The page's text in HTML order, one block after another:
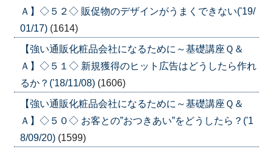
Ａ】◇５２◇ 販促物のデザインがうまくできない('19/
01/17) (1614)
【強い通販化粧品会社になるために～基礎講座Ｑ＆
Ａ】◇５１◇ 新規獲得のヒット広告はどうしたら作れ
るか？('18/11/08) (1606)
【強い通販化粧品会社になるために～基礎講座Ｑ＆
Ａ】◇５０◇ お客との”おつきあい”をどうしたら？('1
8/09/20) (1599)